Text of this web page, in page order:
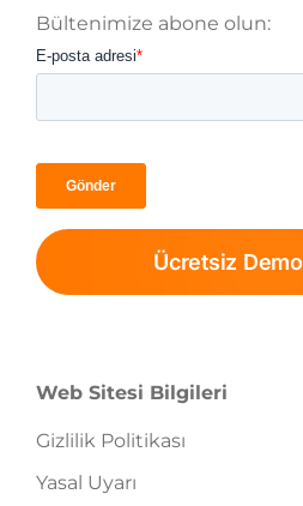
Bültenimize abone olun:
Ücretsiz
Web Sitesi Bilgileri
Gizlilik Politikası
Yasal Uyarı